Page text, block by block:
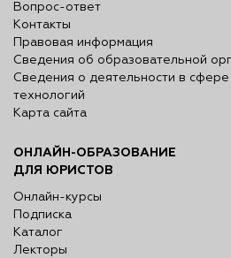
Вопрос-ответ
Контакты
Правовая информация
Сведения об образовательной
Сведения о деятельности в
технологий
Карта сайта
ОНЛАЙН-ОБРАЗОВАНИЕ
ДЛЯ ЮРИСТОВ
Онлайн-курсы
Подписка
Каталог
Лекторы